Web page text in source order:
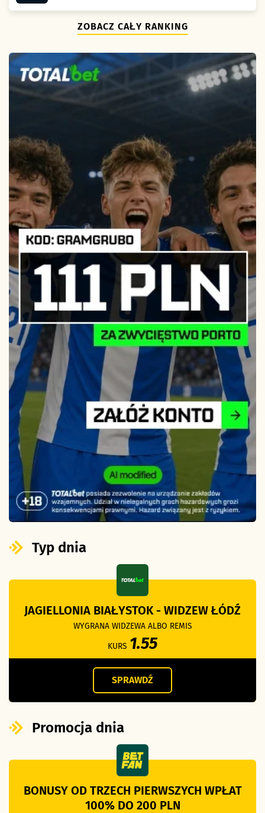
ZOBACZ CAŁY RANKING
Typ dnia
JAGIELLONIA BIAŁYSTOK - WIDZEW ŁÓDŹ
WYGRANA WIDZEWA ALBO REMIS
KURS 1.55
SPRAWDŹ
Promocja dnia
BONUSY OD TRZECH PIERWSZYCH WPŁAT
100% DO 200 PLN